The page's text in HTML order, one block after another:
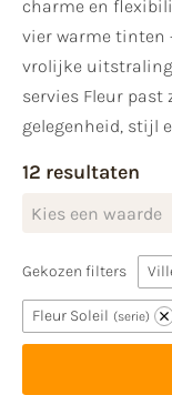
charme en
vier warme tinten
vrolijke
servies Fleur past
gelegenheid, stijl
12 resultaten
Kies een waarde
Gekozen filters
Fleur Soleil serie